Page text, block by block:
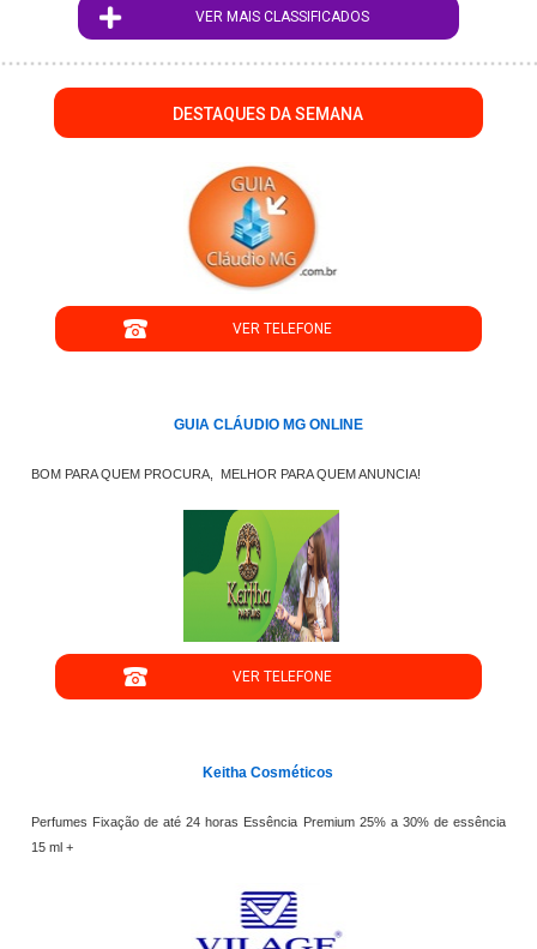
VER MAIS CLASSIFICADOS
DESTAQUES DA SEMANA
VER TELEFONE
GUIA CLÁUDIO MG ONLINE
BOM PARA QUEM PROCURA, MELHOR PARA QUEM ANUNCIA!
VER TELEFONE
Keitha Cosméticos
Perfumes Fixação de até 24 horas Essência Premium 25% a 30% de essência
15 ml +